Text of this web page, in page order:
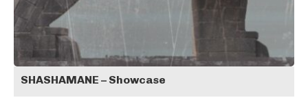
SHASHAMANE – Showcase